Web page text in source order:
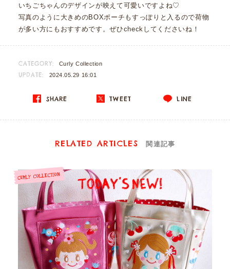
いちごちゃんのデザインが映えて可愛いですよね♡
写真のように大きめのBOXポーチもすっぽりと入るので荷物
が多い方にもおすすめです。ぜひcheckしてくださいね！
CATEGORY: Curly Collection
UPDATE: 2024.05.29 16:01
SHARE TWEET LINE
RELATED ARTICLES 関連記事